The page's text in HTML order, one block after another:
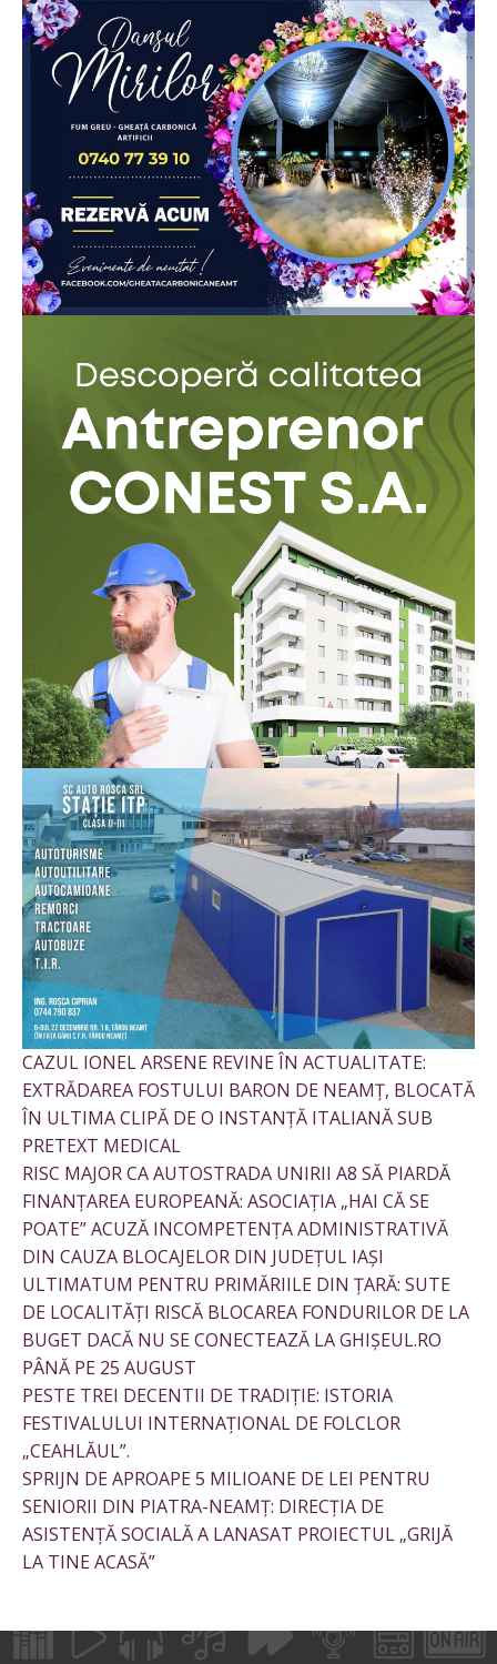
CAZUL IONEL ARSENE REVINE ÎN ACTUALITATE:
EXTRĂDAREA FOSTULUI BARON DE NEAMȚ, BLOCATĂ
ÎN ULTIMA CLIPĂ DE O INSTANȚĂ ITALIANĂ SUB
PRETEXT MEDICAL
RISC MAJOR CA AUTOSTRADA UNIRII A8 SĂ PIARDĂ
FINANȚAREA EUROPEANĂ: ASOCIAȚIA „HAI CĂ SE
POATE” ACUZĂ INCOMPETENȚA ADMINISTRATIVĂ
DIN CAUZA BLOCAJELOR DIN JUDEȚUL IAȘI
ULTIMATUM PENTRU PRIMĂRIILE DIN ȚARĂ: SUTE
DE LOCALITĂȚI RISCĂ BLOCAREA FONDURILOR DE LA
BUGET DACĂ NU SE CONECTEAZĂ LA GHIȘEUL.RO
PÂNĂ PE 25 AUGUST
PESTE TREI DECENTII DE TRADIȚIE: ISTORIA
FESTIVALULUI INTERNAȚIONAL DE FOLCLOR
„CEAHLĂUL”.
SPRIJN DE APROAPE 5 MILIOANE DE LEI PENTRU
SENIORII DIN PIATRA-NEAMȚ: DIRECȚIA DE
ASISTENȚĂ SOCIALĂ A LANASAT PROIECTUL „GRIJĂ
LA TINE ACASĂ”